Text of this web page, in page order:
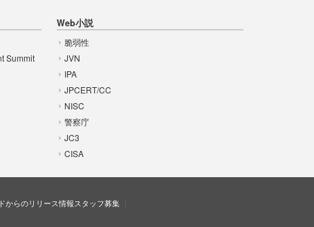
Summit
Web小説
脆弱性
JVN
IPA
JPCERT/CC
NISC
警察庁
JC3
CISA
からのリリース情報スタッフ募集